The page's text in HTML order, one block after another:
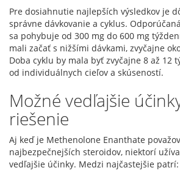
Pre dosiahnutie najlepších výsledkov je
správne dávkovanie a cyklus.
sa pohybuje od 300 mg do 600 mg
mali začať s nižšími dávkami, zvyčajne
Doba cyklu by mala byť zvyčajne 8 až 12
od individuálnych cieľov a skúseností.
Možné vedľajšie
riešenie
Aj keď je Methenolone Enanthate
najbezpečnejších steroidov, niektorí
vedľajšie účinky. Medzi najčastejšie patrí: